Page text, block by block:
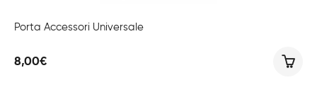
Porta Accessori Universale
8,00€